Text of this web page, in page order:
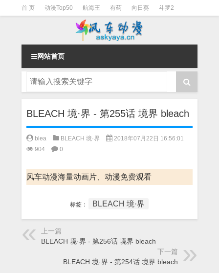
首 页 动漫Top50 航海王 有药 向日葵 斗罗2
一拳超人 柯南 阴阳师
网站首页
BLEACH 境·界 - 第255话 境界 bleach
blea BLEACH 境·界
2018年07月22日 16:56:01
904
0
风车动漫海量动画片、动漫免费观看
标签： BLEACH 境·界
上一篇
BLEACH 境·界 - 第256话 境界 bleach
下一篇
BLEACH 境·界 - 第254话 境界 bleach